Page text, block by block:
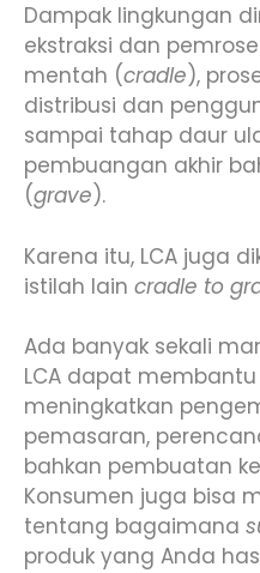
Dampak lingkungan
ekstraksi dan
mentah (cradle),
distribusi dan
sampai tahap daur
pembuangan akhir
(grave).
Karena itu, LCA juga
istilah lain cradle to
Ada banyak sekali
LCA dapat
meningkatkan
pemasaran,
bahkan pembuatan
Konsumen juga bisa
tentang bagaimana
produk yang Anda